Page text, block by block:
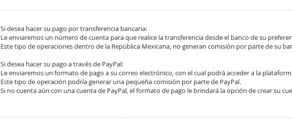
Si desea hacer su pago por transferencia bancaria:
Le enviaremos un número de cuenta para que realice la transferencia desde el banco de su
Este tipo de operaciones dentro de la República Mexicana, no generan comisión por parte de su
Si desea hacer su pago a través de Pay​Pal:
Le enviaremos un formato de pago a su correo electrónico, con el cual podrá acceder a la
Este tipo de operación podría generar una pequeña comisión por parte de PayPal.​
Si no cuenta aún con una cuenta de PayPal, el formato de pago le brindará la opción de crear su